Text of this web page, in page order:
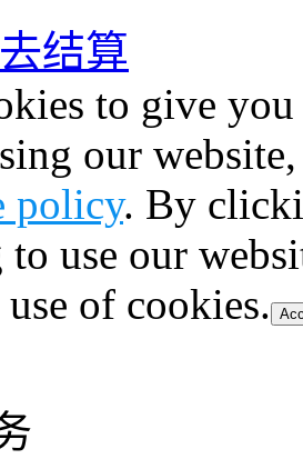
去结算
to give
our
policy. By
use our
of cookies.